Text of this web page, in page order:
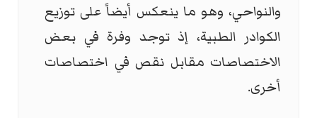
والنواحي، وهو ما ينعكس أيضاً على توزيع
الكوادر الطبية، إذ توجد وفرة في بعض
الاختصاصات مقابل نقص في اختصاصات
أخرى.